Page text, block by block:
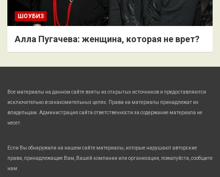
ШОУБИЗ
Алла Пугачева: женщина, которая не врет?
Все материалы на данном сайте взяты из открытых источников и предоставляются
исключительно в ознакомительных целях. Права на материалы принадлежат их
владельцам. Администрация сайта ответственности за содержание материала не
несет.
Если Вы обнаружили на нашем сайте материалы, которые нарушают авторские
права, принадлежащие Вам, Вашей компании или организации, пожалуйста, сообщите
нам.